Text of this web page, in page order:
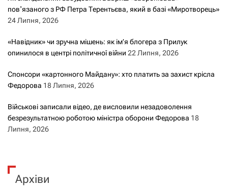
повʼязаного з РФ Петра Терентьєва, який в базі «Миротворець»
24 Липня, 2026
«Навідник» чи зручна мішень: як ім’я блогера з Прилук
опинилося в центрі політичної війни 22 Липня, 2026
Спонсори «картонного Майдану»: хто платить за захист крісла
Федорова 18 Липня, 2026
Військові записали відео, де висловили незадоволення
безрезультатною роботою міністра оборони Федорова 18
Липня, 2026
Архіви